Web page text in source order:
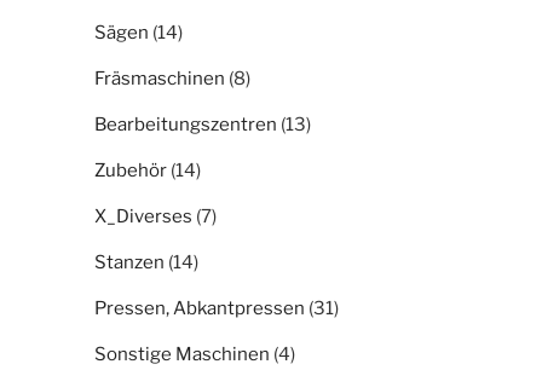
Sägen (14)
Fräsmaschinen (8)
Bearbeitungszentren (13)
Zubehör (14)
X_Diverses (7)
Stanzen (14)
Pressen, Abkantpressen (31)
Sonstige Maschinen (4)